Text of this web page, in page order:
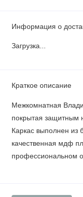
Информация о
Загрузка...
Краткое описание
Межкомнатная
покрытая защитным
Каркас выполнен из
качественная мдф
профессиональном